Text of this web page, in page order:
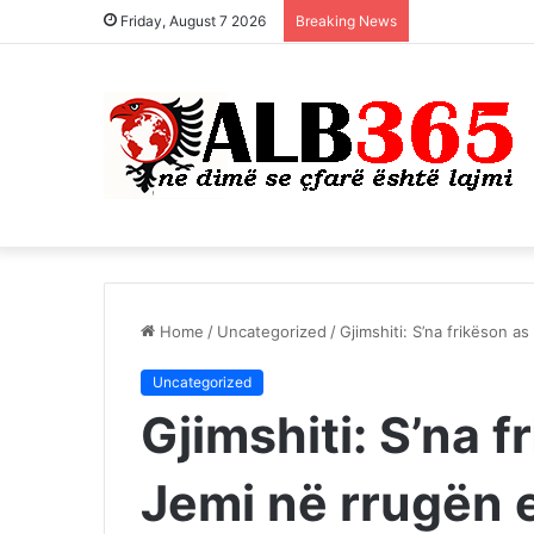
Friday, August 7 2026 Breaking News
Home / Uncategorized /Gjimshiti: S’na frikëson
Uncategorized
Gjimshiti: S’na
Jemi në rrugën